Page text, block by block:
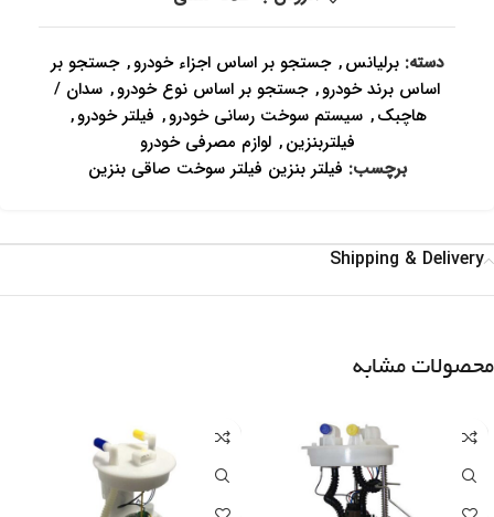
دسته: برلیانس, جستجو بر اساس اجزاء خودرو, جستجو بر
اساس برند خودرو, جستجو بر اساس نوع خودرو, سدان /
هاچبک, سیستم سوخت رسانی خودرو, فیلتر خودرو,
فیلتربنزین, لوازم مصرفی خودرو
برچسب: فیلتر بنزین فیلتر سوخت صاقی بنزین
Shipping & Delivery
محصولات مشابه